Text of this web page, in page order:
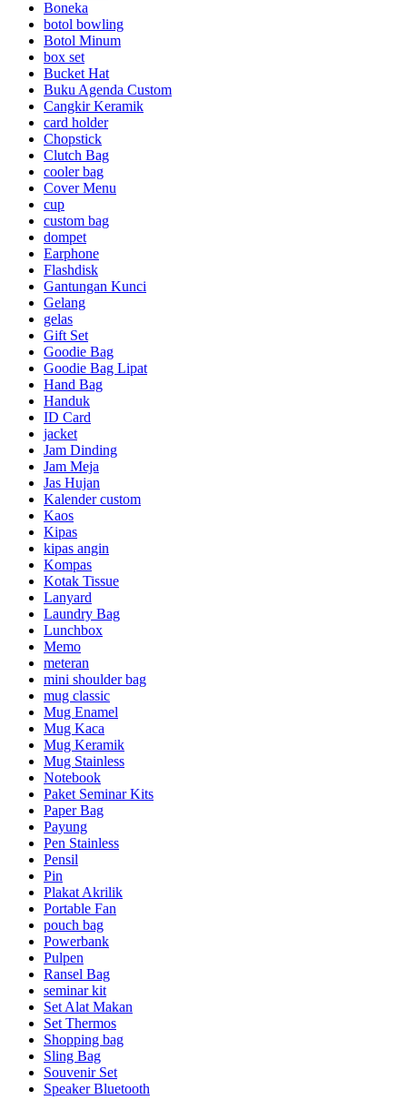
Boneka
botol bowling
Botol Minum
box set
Bucket Hat
Buku Agenda Custom
Cangkir Keramik
card holder
Chopstick
Clutch Bag
cooler bag
Cover Menu
cup
custom bag
dompet
Earphone
Flashdisk
Gantungan Kunci
Gelang
gelas
Gift Set
Goodie Bag
Goodie Bag Lipat
Hand Bag
Handuk
ID Card
jacket
Jam Dinding
Jam Meja
Jas Hujan
Kalender custom
Kaos
Kipas
kipas angin
Kompas
Kotak Tissue
Lanyard
Laundry Bag
Lunchbox
Memo
meteran
mini shoulder bag
mug classic
Mug Enamel
Mug Kaca
Mug Keramik
Mug Stainless
Notebook
Paket Seminar Kits
Paper Bag
Payung
Pen Stainless
Pensil
Pin
Plakat Akrilik
Portable Fan
pouch bag
Powerbank
Pulpen
Ransel Bag
seminar kit
Set Alat Makan
Set Thermos
Shopping bag
Sling Bag
Souvenir Set
Speaker Bluetooth